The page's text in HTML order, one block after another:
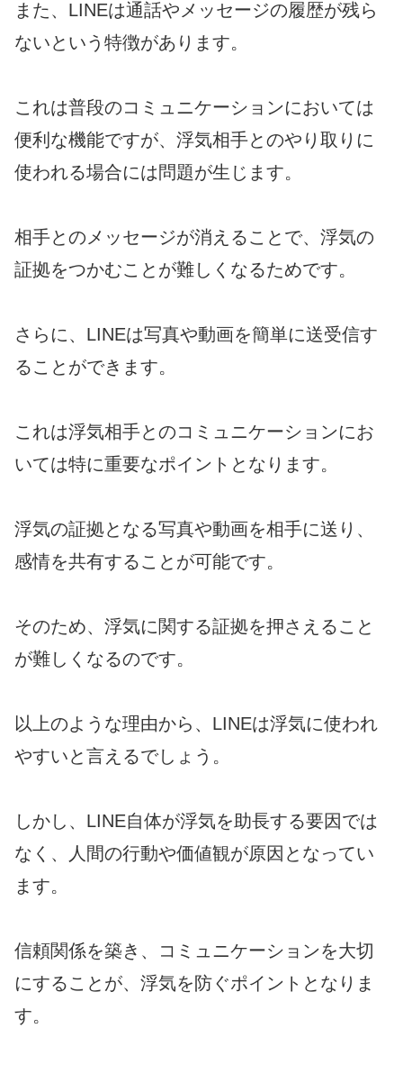
また、LINEは通話やメッセージの履歴が残ら
ないという特徴があります。
これは普段のコミュニケーションにおいては
便利な機能ですが、浮気相手とのやり取りに
使われる場合には問題が生じます。
相手とのメッセージが消えることで、浮気の
証拠をつかむことが難しくなるためです。
さらに、LINEは写真や動画を簡単に送受信す
ることができます。
これは浮気相手とのコミュニケーションにお
いては特に重要なポイントとなります。
浮気の証拠となる写真や動画を相手に送り、
感情を共有することが可能です。
そのため、浮気に関する証拠を押さえること
が難しくなるのです。
以上のような理由から、LINEは浮気に使われ
やすいと言えるでしょう。
しかし、LINE自体が浮気を助長する要因では
なく、人間の行動や価値観が原因となってい
ます。
信頼関係を築き、コミュニケーションを大切
にすることが、浮気を防ぐポイントとなりま
す。